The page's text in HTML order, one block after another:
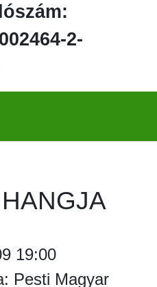
2-
19:00
Pesti Magyar